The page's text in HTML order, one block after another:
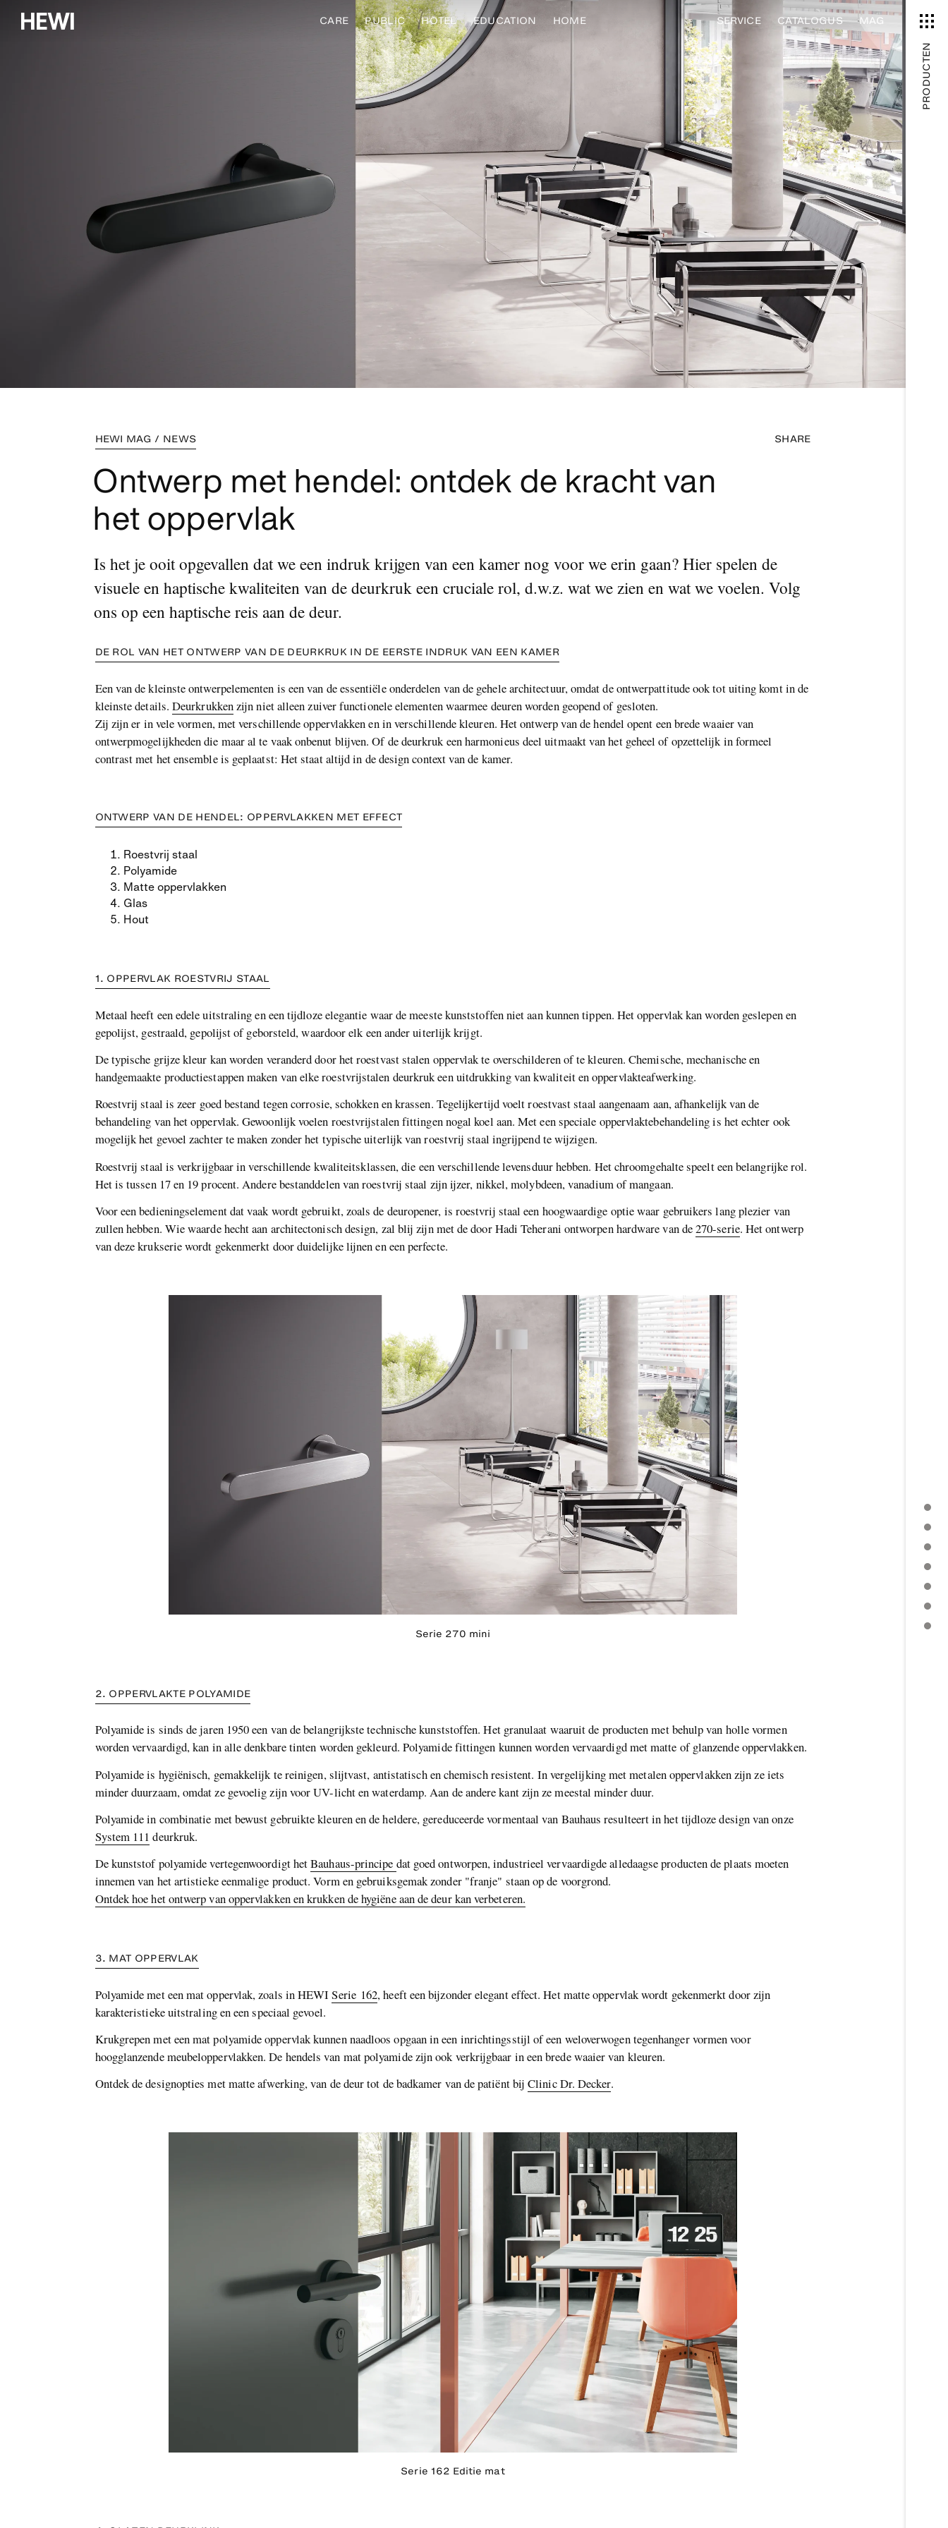
CARE PUBLIC HOTEL EDUCATION HOME SERVICE CATALOGUS MAG
SHARE
HEWI MAG / NEWS
Ontwerp met hendel: ontdek de kracht van
het oppervlak
Is het je ooit opgevallen dat we een indruk krijgen van een kamer nog voor we erin gaan? Hier spelen de
visuele en haptische kwaliteiten van de deurkruk een cruciale rol, d.w.z. wat we zien en wat we voelen. Volg
ons op een haptische reis aan de deur.
DE ROL VAN HET ONTWERP VAN DE DEURKRUK IN DE EERSTE INDRUK VAN EEN KAMER
Een van de kleinste ontwerpelementen is een van de essentiële onderdelen van de gehele architectuur, omdat de ontwerpattitude ook tot uiting komt in de
kleinste details.Deurkrukkenzijn niet alleen zuiver functionele elementen waarmee deuren worden geopend of gesloten.
Zij zijn er in vele vormen, met verschillende oppervlakken en in verschillende kleuren. Het ontwerp van de hendel opent een brede waaier van
ontwerpmogelijkheden die maar al te vaak onbenut blijven. Of de deurkruk een harmonieus deel uitmaakt van het geheel of opzettelijk in formeel
contrast met het ensemble is geplaatst: Het staat altijd in de design context van de kamer.
ONTWERP VAN DE HENDEL: OPPERVLAKKEN MET EFFECT
Roestvrij staal
Polyamide
Matte oppervlakken
Glas
Hout
1. OPPERVLAK ROESTVRIJ STAAL
Metaal heeft een edele uitstraling en een tijdloze elegantie waar de meeste kunststoffen niet aan kunnen tippen. Het oppervlak kan worden geslepen en
gepolijst, gestraald, gepolijst of geborsteld, waardoor elk een ander uiterlijk krijgt.
De typische grijze kleur kan worden veranderd door het roestvast stalen oppervlak te overschilderen of te kleuren. Chemische, mechanische en
handgemaakte productiestappen maken van elke roestvrijstalen deurkruk een uitdrukking van kwaliteit en oppervlakteafwerking.
Roestvrij staal is zeer goed bestand tegen corrosie, schokken en krassen. Tegelijkertijd voelt roestvast staal aangenaam aan, afhankelijk van de
behandeling van het oppervlak. Gewoonlijk voelen roestvrijstalen fittingen nogal koel aan. Met een speciale oppervlaktebehandeling is het echter ook
mogelijk het gevoel zachter te maken zonder het typische uiterlijk van roestvrij staal ingrijpend te wijzigen.
Roestvrij staal is verkrijgbaar in verschillende kwaliteitsklassen, die een verschillende levensduur hebben. Het chroomgehalte speelt een belangrijke rol.
Het is tussen 17 en 19 procent. Andere bestanddelen van roestvrij staal zijn ijzer, nikkel, molybdeen, vanadium of mangaan.
Voor een bedieningselement dat vaak wordt gebruikt, zoals de deuropener, is roestvrij staal een hoogwaardige optie waar gebruikers lang plezier van
zullen hebben. Wie waarde hecht aan architectonisch design, zal blij zijn met de door Hadi Teherani ontworpen hardware van de270-serie. Het ontwerp
van deze krukserie wordt gekenmerkt door duidelijke lijnen en een perfecte.
Serie 270 mini
2. OPPERVLAKTE POLYAMIDE
Polyamide is sinds de jaren 1950 een van de belangrijkste technische kunststoffen. Het granulaat waaruit de producten met behulp van holle vormen
worden vervaardigd, kan in alle denkbare tinten worden gekleurd. Polyamide fittingen kunnen worden vervaardigd met matte of glanzende oppervlakken.
Polyamide is hygiënisch, gemakkelijk te reinigen, slijtvast, antistatisch en chemisch resistent. In vergelijking met metalen oppervlakken zijn ze iets
minder duurzaam, omdat ze gevoelig zijn voor UV-licht en waterdamp. Aan de andere kant zijn ze meestal minder duur.
Polyamide in combinatie met bewust gebruikte kleuren en de heldere, gereduceerde vormentaal van Bauhaus resulteert in het tijdloze design van onze
System 111 deurkruk.
De kunststof polyamide vertegenwoordigt hetBauhaus-principe dat goed ontworpen, industrieel vervaardigde alledaagse producten de plaats moeten
innemen van het artistieke eenmalige product. Vorm en gebruiksgemak zonder "franje" staan op de voorgrond.
Ontdek hoe het ontwerp van oppervlakken en krukken de hygiëne aan de deur kan verbeteren.
3. MAT OPPERVLAK
Polyamide met een mat oppervlak, zoals in HEWISerie 162, heeft een bijzonder elegant effect. Het matte oppervlak wordt gekenmerkt door zijn
karakteristieke uitstraling en een speciaal gevoel.
Krukgrepen met een mat polyamide oppervlak kunnen naadloos opgaan in een inrichtingsstijl of een weloverwogen tegenhanger vormen voor
hoogglanzende meubeloppervlakken. De hendels van mat polyamide zijn ook verkrijgbaar in een brede waaier van kleuren.
Ontdek de designopties met matte afwerking, van de deur tot de badkamer van de patiënt bijClinic Dr. Decker.
Serie 162 Editie mat
PRODUCTEN
OPPERVLAK ROESTVRIJ STAAL